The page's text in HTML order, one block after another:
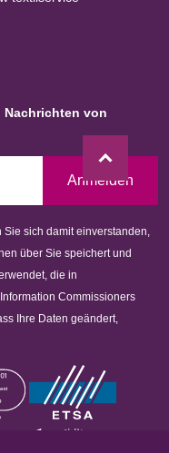
Nachrichten von
Anmelden
Sie sich damit einverstanden,
über Sie speichert und
die in
Commissioners
Ihre Daten geändert,